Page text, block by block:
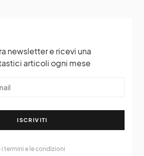
newsletter e ricevi una
articoli ogni mese
ISCRIVITI
termini e le condizioni